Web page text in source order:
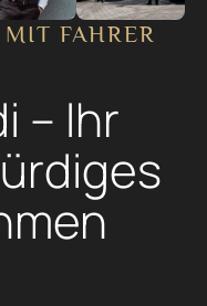
FAHRER
– Ihr